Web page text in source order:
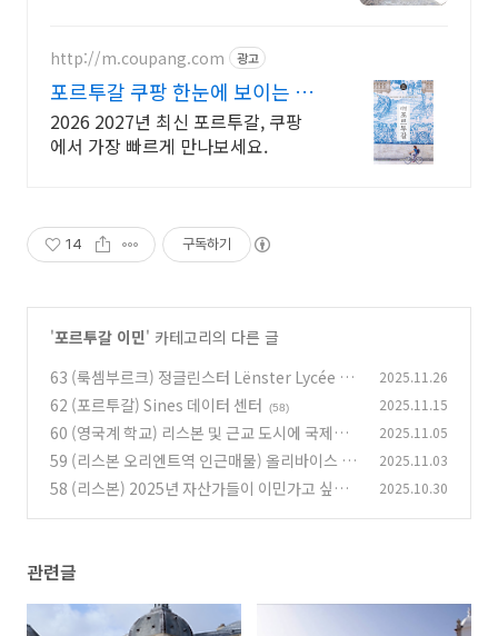
http://m.coupang.com 광고
포르투갈 쿠팡 한눈에 보이는 핵
심 정보
2026 2027년 최신 포르투갈, 쿠팡
에서 가장 빠르게 만나보세요.
14 구독하기
'포르투갈 이민' 카테고리의 다른 글
63 (룩셈부르크) 정글린스터 Lënster Lycée 국
제 학교
(62)
2025.11.26
62 (포르투갈) Sines 데이터 센터 (58) 2025.11.15
60 (영국계 학교) 리스본 및 근교 도시에 국제학
교 진출 (예정)
(84)
2025.11.05
59 (리스본 오리엔트역 인근매물) 올리바이스 만
히싸 거리 10층 아파트 (20)
2025.11.03
58 (리스본) 2025년 자산가들이 이민가고 싶은
2025.10.30
관련글